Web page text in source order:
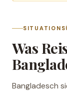
Was
Bangladesch